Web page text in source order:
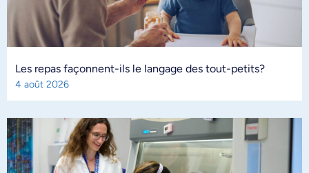
Les repas façonnent-ils le langage des tout-petits?
4 août 2026